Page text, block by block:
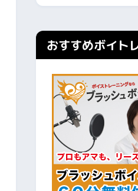
おすすめボイト